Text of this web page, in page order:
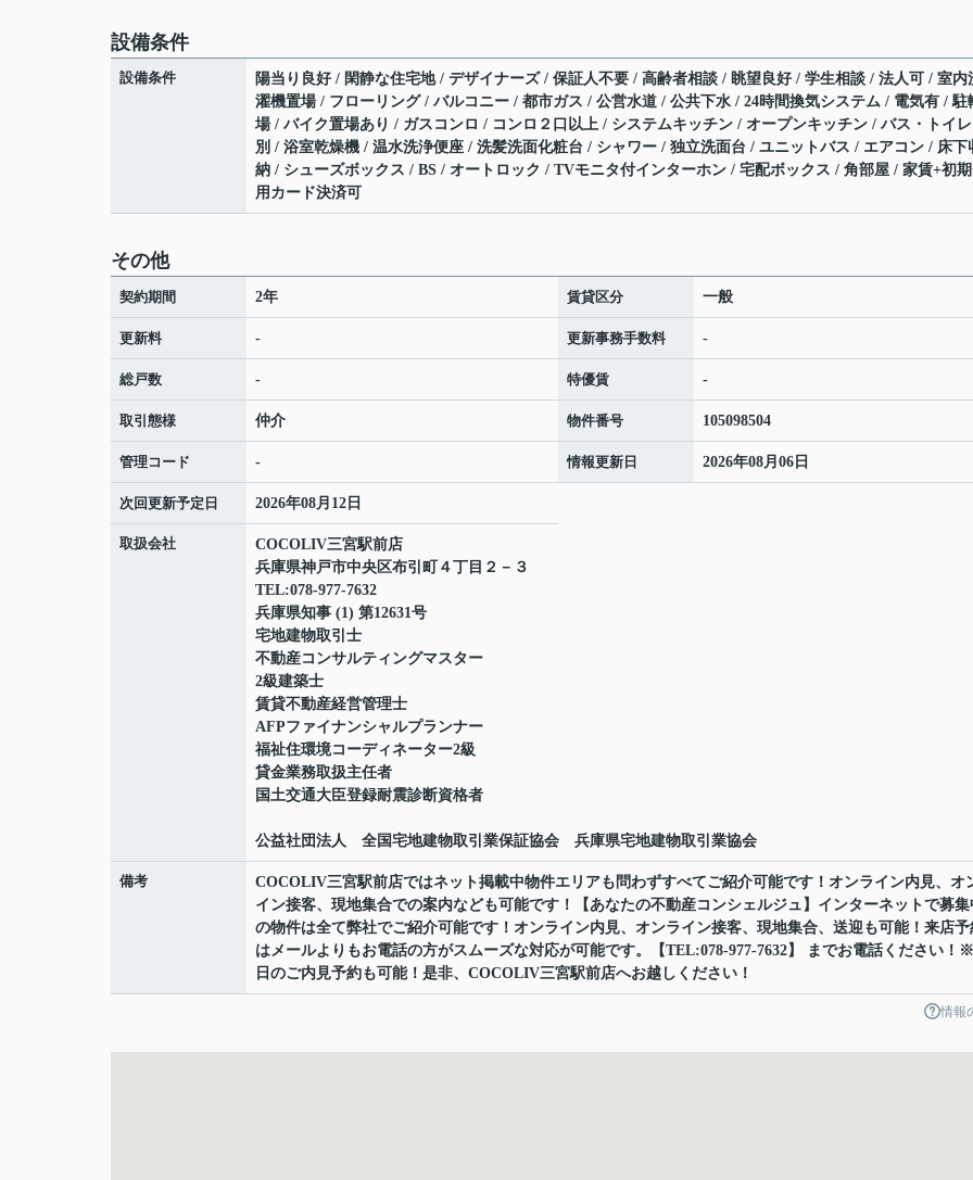
設備条件
設備条件
陽当り良好 / 閑静な住宅地 / デザイナーズ / 保証人不要 / 高齢者相談 / 眺望良好 / 学生相談 / 法人可 / 室内
濯機置場 / フローリング / バルコニー / 都市ガス / 公営水道 / 公共下水 / 24時間換気システム / 電気有 / 駐
場 / バイク置場あり / ガスコンロ / コンロ２口以上 / システムキッチン / オープンキッチン / バス・トイレ
別 / 浴室乾燥機 / 温水洗浄便座 / 洗髪洗面化粧台 / シャワー / 独立洗面台 / ユニットバス / エアコン / 床下
納 / シューズボックス / BS / オートロック / TVモニタ付インターホン / 宅配ボックス / 角部屋 / 家賃+初
用カード決済可
その他
契約期間 2年 賃貸区分 一般
更新料 - 更新事務手数料 -
総戸数 - 特優賃 -
取引態様 仲介 物件番号 105098504
管理コード - 情報更新日 2026年08月06日
次回更新予定日 2026年08月12日
取扱会社
COCOLIV三宮駅前店
兵庫県神戸市中央区布引町４丁目２－３
TEL:078-977-7632
兵庫県知事 (1) 第12631号
宅地建物取引士
不動産コンサルティングマスター
2級建築士
賃貸不動産経営管理士
AFPファイナンシャルプランナー
福祉住環境コーディネーター2級
貸金業務取扱主任者
国土交通大臣登録耐震診断資格者
公益社団法人 全国宅地建物取引業保証協会 兵庫県宅地建物取引業協会
備考
COCOLIV三宮駅前店ではネット掲載中物件エリアも問わずすべてご紹介可能です！オンライン内見、オ
イン接客、現地集合での案内なども可能です！【あなたの不動産コンシェルジュ】インターネットで募集
の物件は全て弊社でご紹介可能です！オンライン内見、オンライン接客、現地集合、送迎も可能！来店予
はメールよりもお電話の方がスムーズな対応が可能です。【TEL:078-977-7632】 までお電話ください！
日のご内見予約も可能！是非、COCOLIV三宮駅前店へお越しください！
情報